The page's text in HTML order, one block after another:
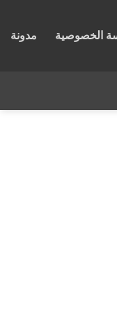
الخصوصية مدونة